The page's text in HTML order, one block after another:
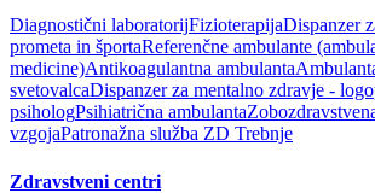
Diagnostični laboratorijFizioterapijaDispanzer
prometa in športaReferenčne ambulante
medicine)Antikoagulantna ambulanta
svetovalcaDispanzer za mentalno zdravje -
psihologPsihiatrična ambulanta
vzgojaPatronažna služba ZD Trebnje
Zdravstveni centri